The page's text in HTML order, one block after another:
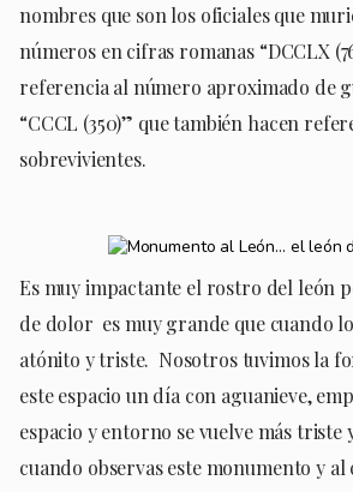
nombres que son los oficiales que
números en cifras romanas “DCCLX
referencia al número aproximado de
“CCCL (350)” que también hacen
sobrevivientes.
Es muy impactante el rostro del león
de dolor es muy grande que cuando
atónito y triste. Nosotros tuvimos la
este espacio un día con aguanieve,
espacio y entorno se vuelve más triste
cuando observas este monumento y